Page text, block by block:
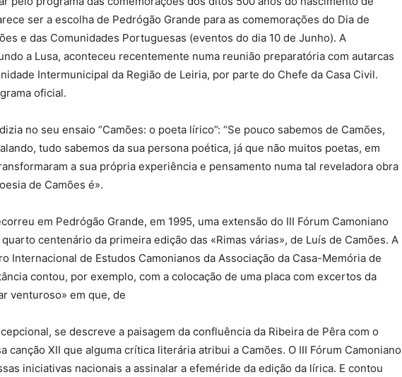
ser a escolha de Pedrógão Grande para as comemorações do Dia de
e das Comunidades Portuguesas (eventos do dia 10 de Junho). A
a Lusa, aconteceu recentemente numa reunião preparatória com autarcas
Intermunicipal da Região de Leiria, por parte do Chefe da Casa Civil.
oficial.
no seu ensaio “Camões: o poeta lírico”: “Se pouco sabemos de Camões,
tudo sabemos da sua persona poética, já que não muitos poetas, em
a sua própria experiência e pensamento numa tal reveladora obra
de Camões é».
em Pedrógão Grande, em 1995, uma extensão do III Fórum Camoniano
centenário da primeira edição das «Rimas várias», de Luís de Camões. A
Internacional de Estudos Camonianos da Associação da Casa-Memória de
contou, por exemplo, com a colocação de uma placa com excertos da
venturoso» em que, de
se descreve a paisagem da confluência da Ribeira de Pêra com o
canção XII que alguma crítica literária atribui a Camões. O III Fórum Camoniano
iniciativas nacionais a assinalar a efeméride da edição da lírica. E contou